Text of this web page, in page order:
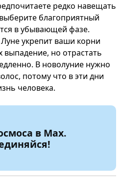
редко навещать
благоприятный
в убывающей фазе.
укрепит ваши корни
выпадение, но отрастать
В новолуние нужно
потому что в эти дни
человека.
в Max.